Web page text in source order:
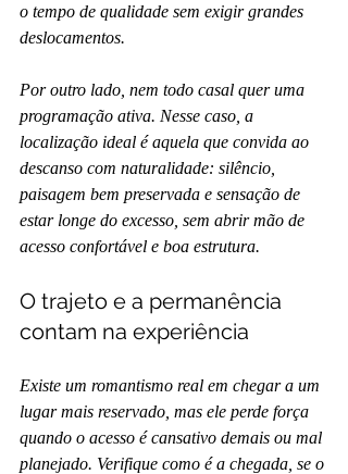
o tempo de qualidade sem exigir grandes
deslocamentos.
Por outro lado, nem todo casal quer uma
programação ativa. Nesse caso, a
localização ideal é aquela que convida ao
descanso com naturalidade: silêncio,
paisagem bem preservada e sensação de
estar longe do excesso, sem abrir mão de
acesso confortável e boa estrutura.
O trajeto e a permanência
contam na experiência
Existe um romantismo real em chegar a um
lugar mais reservado, mas ele perde força
quando o acesso é cansativo demais ou mal
planejado. Verifique como é a chegada, se o